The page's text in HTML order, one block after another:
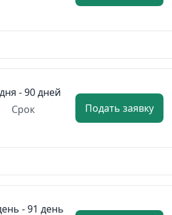
- 90 дней
Срок
Подать заявку
- 91 день